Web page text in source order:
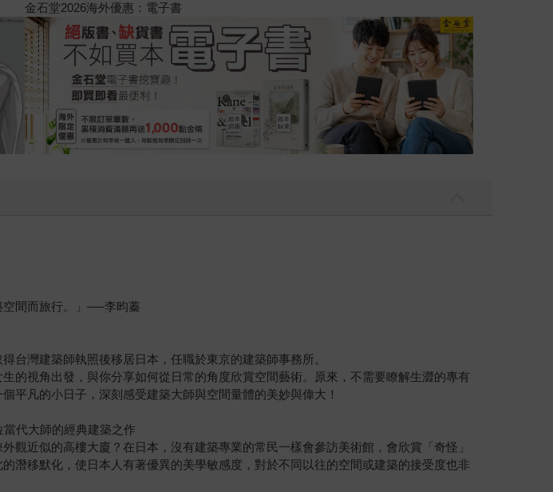
2026金石堂暑假漫博〈你好，我吃一點〉第二波
空間而旅行。」──李昀蓁
台灣建築師執照後移居日本，任職於東京的建築師事務所。
的視角出發，與你分享如何從日常的角度欣賞空間藝術。原來，不需要瞭解生澀的專有
平凡的小日子，深刻感受建築大師與空間量體的美妙與偉大！
代大師的經典建築之作
近似的高樓大廈？在日本，沒有建築專業的常民一樣會參訪美術館，會欣賞「奇怪」
移默化，使日本人有著優異的美學敏感度，對於不同以往的空間或建築的接受度也非